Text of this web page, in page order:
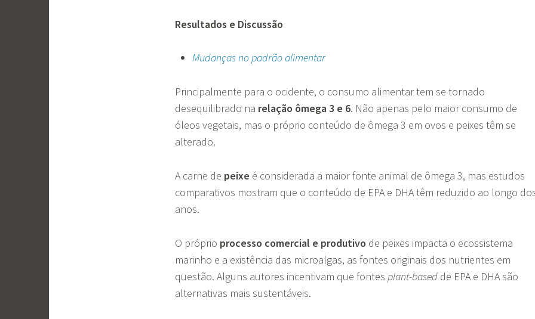
Resultados e Discussão
Mudanças no padrão alimentar
Principalmente para o ocidente, o consumo alimentar tem se tornado
desequilibrado na relação ômega 3 e 6. Não apenas pelo maior consumo de
óleos vegetais, mas o próprio conteúdo de ômega 3 em ovos e peixes têm se
alterado.
A carne de peixe é considerada a maior fonte animal de ômega 3, mas estudos
comparativos mostram que o conteúdo de EPA e DHA têm reduzido ao longo
anos.
O próprio processo comercial e produtivo de peixes impacta o ecossistema
marinho e a existência das microalgas, as fontes originais dos nutrientes em
questão. Alguns autores incentivam que fontes plant-based de EPA e DHA são
alternativas mais sustentáveis.